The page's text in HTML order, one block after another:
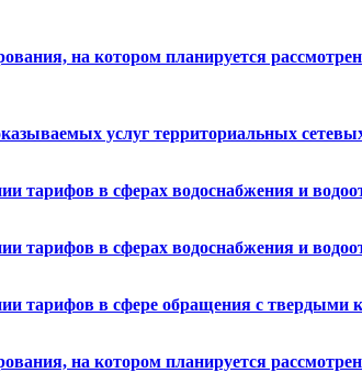
на котором планируется
услуг территориальных
тарифов в сферах водоснабжения и
тарифов в сферах водоснабжения и
тарифов в сфере обращения с твердыми
на котором планируется